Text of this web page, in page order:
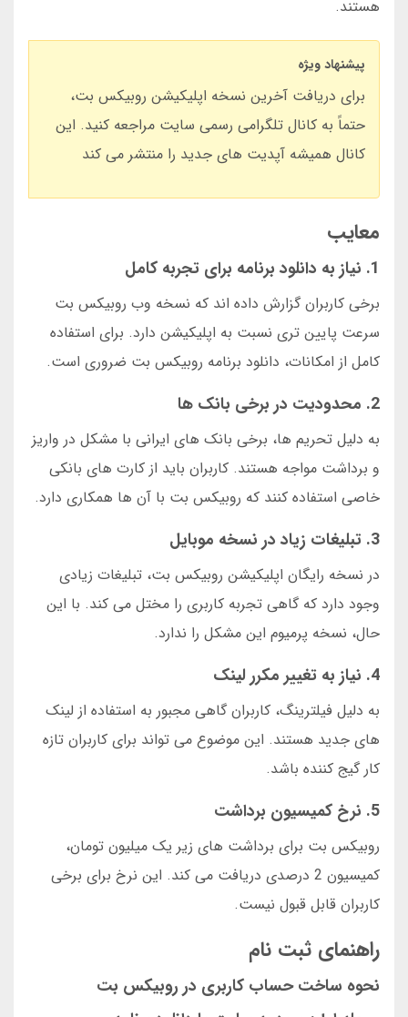
هستند.
پیشنهاد ویژه
برای دریافت آخرین نسخه اپلیکیشن روبیکس بت،
حتماً به کانال تلگرامی رسمی سایت مراجعه کنید. این
کانال همیشه آپدیت های جدید را منتشر می کند
معایب
1. نیاز به دانلود برنامه برای تجربه کامل
برخی کاربران گزارش داده اند که نسخه وب روبیکس بت
سرعت پایین تری نسبت به اپلیکیشن دارد. برای استفاده
کامل از امکانات، دانلود برنامه روبیکس بت ضروری است.
2. محدودیت در برخی بانک ها
به دلیل تحریم ها، برخی بانک های ایرانی با مشکل در واریز
و برداشت مواجه هستند. کاربران باید از کارت های بانکی
خاصی استفاده کنند که روبیکس بت با آن ها همکاری دارد.
3. تبلیغات زیاد در نسخه موبایل
در نسخه رایگان اپلیکیشن روبیکس بت، تبلیغات زیادی
وجود دارد که گاهی تجربه کاربری را مختل می کند. با این
حال، نسخه پرمیوم این مشکل را ندارد.
4. نیاز به تغییر مکرر لینک
به دلیل فیلترینگ، کاربران گاهی مجبور به استفاده از لینک
های جدید هستند. این موضوع می تواند برای کاربران تازه
کار گیج کننده باشد.
5. نرخ کمیسیون برداشت
روبیکس بت برای برداشت های زیر یک میلیون تومان،
کمیسیون 2 درصدی دریافت می کند. این نرخ برای برخی
کاربران قابل قبول نیست.
راهنمای ثبت نام
نحوه ساخت حساب کاربری در روبیکس بت